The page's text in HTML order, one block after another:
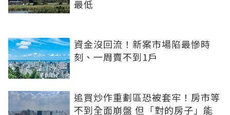
最低
資金沒回流！新案市場陷最慘時
刻、一周賣不到1戶
追買炒作重劃區恐被套牢！房市等
不到全面崩盤 但「對的房子」能